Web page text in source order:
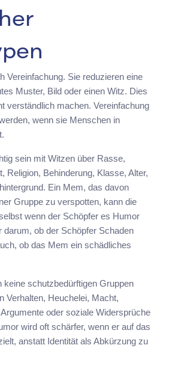
Vereinfachung. Sie reduzieren eine
Muster, Bild oder einen Witz. Dies
verständlich machen. Vereinfachung
wenn sie Menschen in
sein mit Witzen über Rasse,
Religion, Behinderung, Klasse, Alter,
Ein Mem, das davon
Gruppe zu verspotten, kann die
wenn der Schöpfer es Humor
darum, ob der Schöpfer Schaden
ob das Mem ein schädliches
schutzbedürftigen Gruppen
Verhalten, Heuchelei, Macht,
oder soziale Widersprüche
wird oft schärfer, wenn er auf das
anstatt Identität als Abkürzung zu